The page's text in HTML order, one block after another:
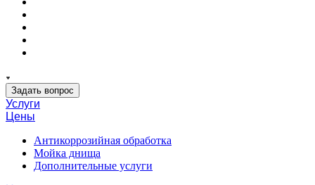
Задать вопрос
Услуги
Цены
Антикоррозийная обработка
Мойка днища
Дополнительные услуги